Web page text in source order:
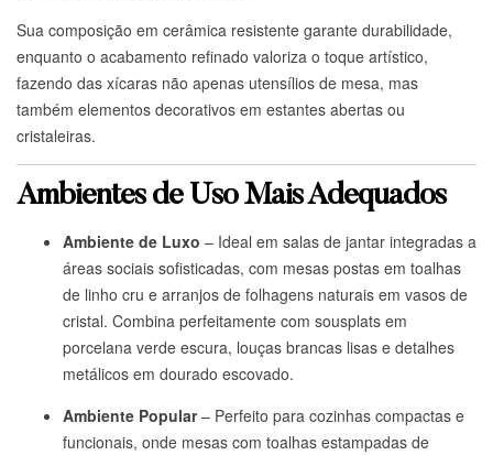
Sua composição em cerâmica resistente garante durabilidade,
enquanto o acabamento refinado valoriza o toque artístico,
fazendo das xícaras não apenas utensílios de mesa, mas
também elementos decorativos em estantes abertas ou
cristaleiras.
Ambientes de Uso Mais Adequados
Ambiente de Luxo – Ideal em salas de jantar integradas a
áreas sociais sofisticadas, com mesas postas em toalhas
de linho cru e arranjos de folhagens naturais em vasos de
cristal. Combina perfeitamente com sousplats em
porcelana verde escura, louças brancas lisas e detalhes
metálicos em dourado escovado.
Ambiente Popular– Perfeito para cozinhas compactas e
funcionais, onde mesas com toalhas estampadas de